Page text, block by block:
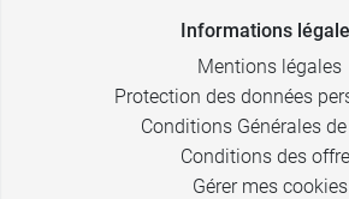
Informations
Mentions légales
Protection des données
Conditions Générales
Conditions des
Gérer mes cookies